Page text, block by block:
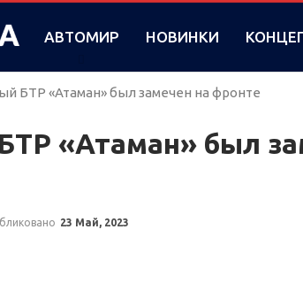
АВТОМИР НОВИНКИ
БТР «Атаман» был замечен на фронте
«Атаман» был
23 Май, 2023